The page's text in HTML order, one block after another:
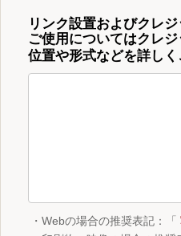
リンク設置およびクレ
ご使用についてはクレ
位置や形式などを詳し
・Webの場合の推奨表記：「